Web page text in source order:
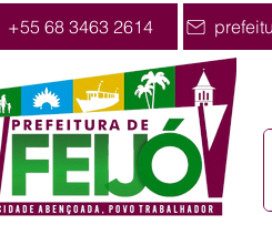
+55 68 3463 2614